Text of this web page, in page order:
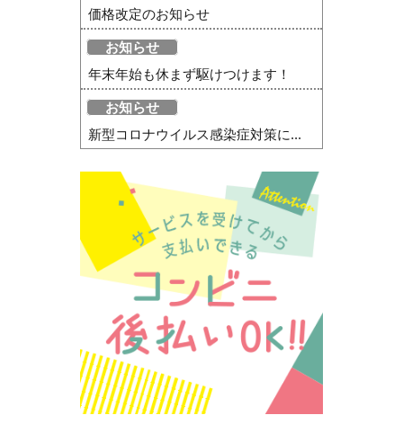
価格改定のお知らせ
お知らせ
年末年始も休まず駆けつけます！
お知らせ
新型コロナウイルス感染症対策に...